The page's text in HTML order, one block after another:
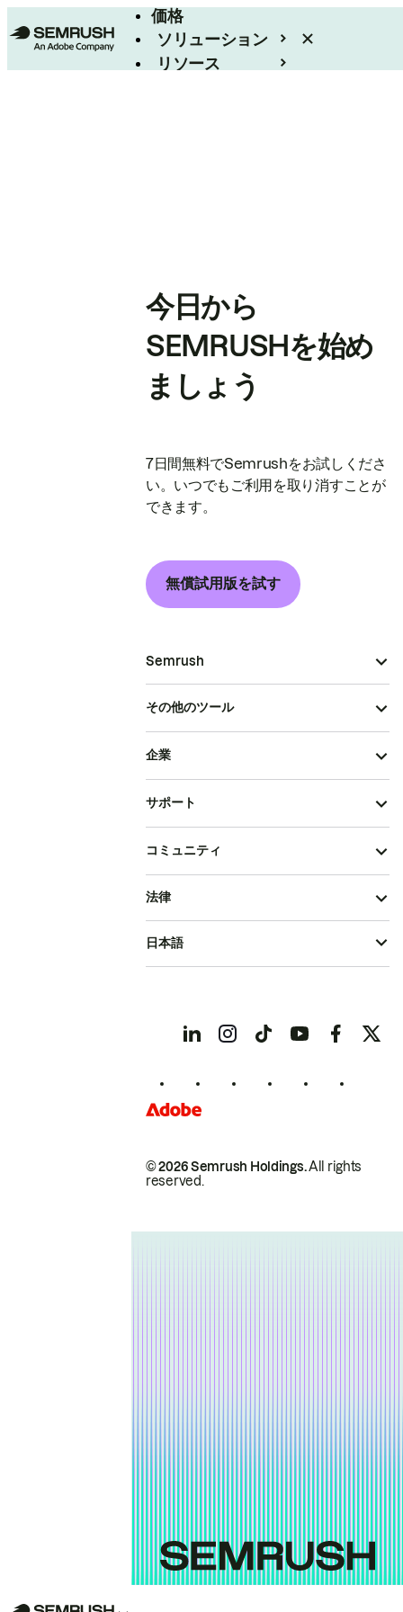
価格
ソリューション
リソース
今日から
SEMRUSHを始め
ましょう
7日間無料でSemrushをお試しくださ
い。いつでもご利用を取り消すことが
できます。
無償試用版を試す
Semrush
その他のツール
企業
サポート
コミュニティ
© 2026 Semrush Holdings.All rights
reserved.
法律
日本語